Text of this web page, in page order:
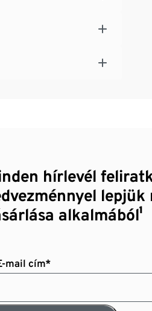
hírlevél
lepjük
alkalmából¹
mail cím*